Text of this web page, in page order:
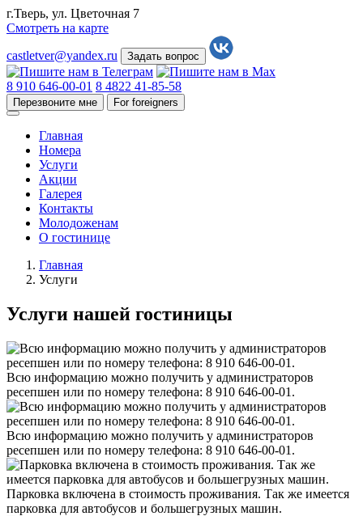
г.Тверь, ул. Цветочная 7
Смотреть на карте
castletver@yandex.ru
Задать вопрос
8 910 646-00-01 8 4822 41-85-58
Перезвоните мне For foreigners
Главная
Номера
Услуги
Акции
Галерея
Контакты
Молодоженам
О гостинице
Главная
Услуги
Услуги нашей гостиницы
Всю информацию можно получить у администраторов
ресепшен или по номеру телефона: 8 910 646-00-01.
Всю информацию можно получить у администраторов
ресепшен или по номеру телефона: 8 910 646-00-01.
Парковка включена в стоимость проживания. Так же имеется
парковка для автобусов и большегрузных машин.